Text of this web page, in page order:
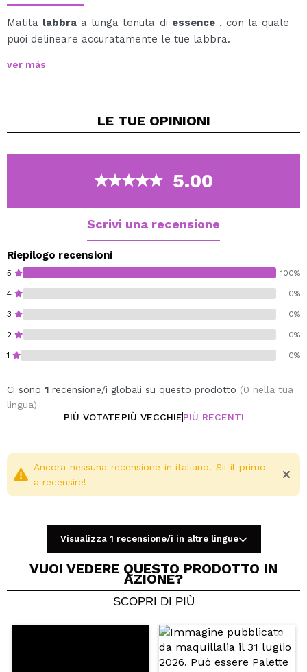
Matita labbra a lunga tenuta di essence, con la quale
puoi delineare accuratamente le tue labbra.
è disponibile in
diverse tonalità così puoi abbinarla al tuo rossetto
una finitura opaca sulle labbra.
ver más
LE TUE OPINIONI
5.00
Scrivi una recensione
Riepilogo recensioni
5 100%
4 0%
3 0%
2 0%
1 0%
Ci sono 1 recensione/i globali su questo prodotto (0 nella tua
lingua)
PIÙ VOTATEPIÙ VECCHIEPIÙ RECENTI
Condividi un video o una foto
Il tuo video potrebbe essere il primo. Immaginalo...
Consiglieresti questo acquisto? Si No
Ancora nessuna recensione in italiano. Sii il primo
a recensire!
Visualizza 1 recensione/i in altre lingue
VUOI VEDERE QUESTO PRODOTTO IN
AZIONE?
SCOPRI DI PIÙ